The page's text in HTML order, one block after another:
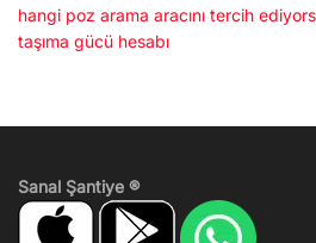
hangi poz arama aracını tercih
taşıma gücü hesabı
Sanal Şantiye ®